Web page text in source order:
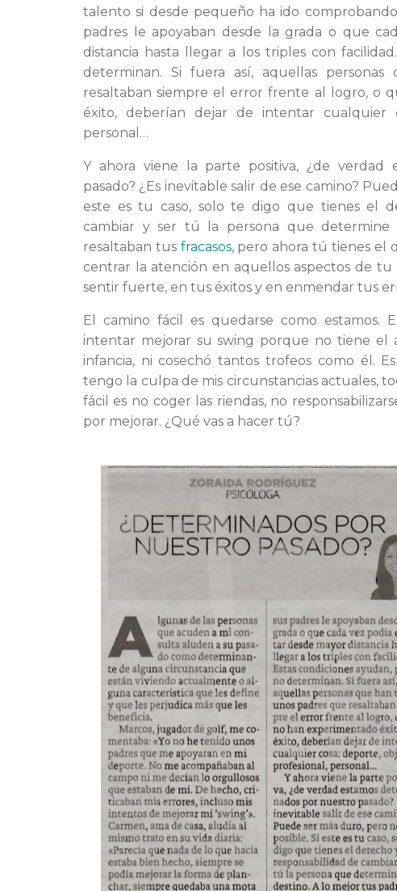
talento si desde pequeño ha ido
padres le apoyaban desde la grada o que
distancia hasta llegar a los triples con
determinan. Si fuera así, aquellas
resaltaban siempre el error frente al logro, o
éxito, deberían dejar de intentar cualquier
personal…
Y ahora viene la parte positiva, ¿de verdad
pasado? ¿Es inevitable salir de ese camino?
este es tu caso, solo te digo que tienes el
cambiar y ser tú la persona que
resaltaban tus fracasos, pero ahora tú tienes el
centrar la atención en aquellos aspectos de
sentir fuerte, en tus éxitos y en enmendar tus
El camino fácil es quedarse como
intentar mejorar su swing porque no tiene el
infancia, ni cosechó tantos trofeos como él.
tengo la culpa de mis circunstancias actuales,
fácil es no coger las riendas, no
por mejorar. ¿Qué vas a hacer tú?